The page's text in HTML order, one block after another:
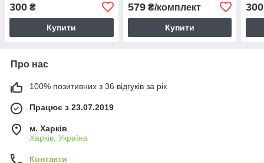
300 ₴
Купити
579₴/комплект
Купити
300
Про нас
100% позитивних з 36 відгуків за рік
Працює з 23.07.2019
м. Харків
Харків, Україна
Контакти